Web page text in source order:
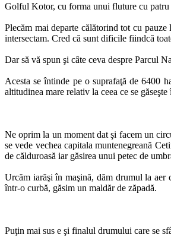
Golful Kotor, cu forma unui fluture cu patru
Plecăm mai departe călătorind tot cu
intersectam. Cred că sunt dificile fiindcă
Dar să vă spun şi câte ceva despre Parcul
Acesta se întinde pe o suprafaţă de 6400
altitudinea mare relativ la ceea ce se
Ne oprim la un moment dat şi facem un
se vede vechea capitala muntenegreană
de călduroasă iar găsirea unui petec de
Urcăm iarăşi în maşină, dăm drumul la aer
într-o curbă, găsim un maldăr de zăpadă.
Puţin mai sus e şi finalul drumului care se